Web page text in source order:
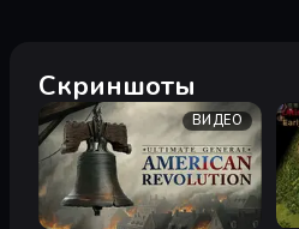
Скриншоты
ВИДЕО